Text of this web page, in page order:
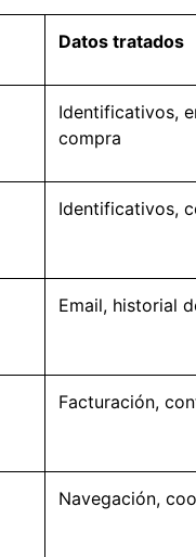
Datos tratados
Identificativos,
compra
Identificativos,
Email, historial
Facturación,
Navegación,